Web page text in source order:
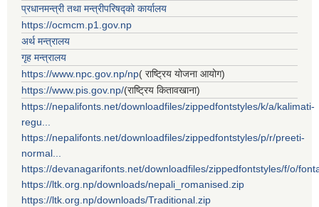
प्रधानमन्त्री तथा मन्त्रीपरिषद्को कार्यालय
https://ocmcm.p1.gov.np
अर्थ मन्त्रालय
गृह मन्त्रालय
https://www.npc.gov.np/np( राष्ट्रिय योजना आयोग)
https://www.pis.gov.np/(राष्ट्रिय कितावखाना)
https://nepalifonts.net/downloadfiles/zippedfontstyles/k/a/kalimati-
regu...
https://nepalifonts.net/downloadfiles/zippedfontstyles/p/r/preeti-
normal...
https://devanagarifonts.net/downloadfiles/zippedfontstyles/f/o/
https://ltk.org.np/downloads/nepali_romanised.zip
https://ltk.org.np/downloads/Traditional.zip